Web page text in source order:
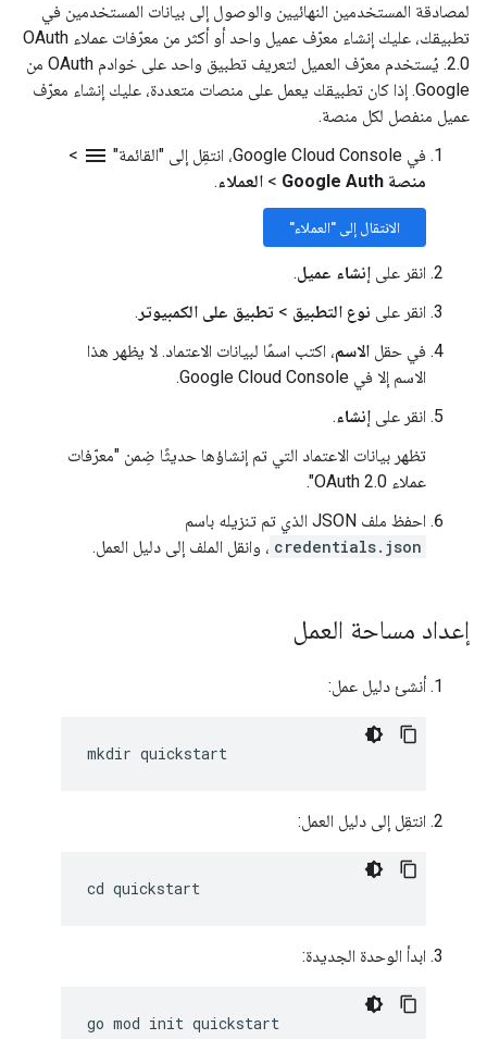
لمصادقة المستخدمين النهائيين والوصول إلى بيانات المستخدمين في
تطبيقك، عليك إنشاء معرّف عميل واحد أو أكثر من معرّفات عملاء OAuth
2.0. يُستخدم معرّف العميل لتعريف تطبيق واحد على خوادم OAuth من
Google. إذا كان تطبيقك يعمل على منصات متعددة، عليك إنشاء معرّف
عميل منفصل لكل منصة.
في Google Cloud Console، انتقِل إلى "القائمة"
menu
>
منصة Google Auth
> العملاء.
الانتقال إلى "العملاء"
انقر على إنشاء عميل.
انقر على نوع التطبيق > تطبيق على الكمبيوتر .
في حقل الاسم، اكتب اسمًا لبيانات الاعتماد. لا يظهر هذا
الاسم إلا في Google Cloud Console.
انقر على إنشاء.
تظهر بيانات الاعتماد التي تم إنشاؤها حديثًا ضِمن "معرّفات
عملاء OAuth 2.0".
احفظ ملف JSON الذي تم تنزيله باسم
credentials.json ، وانقل الملف إلى دليل العمل.
إعداد مساحة العمل
أنشئ دليل عمل:
انتقِل إلى دليل العمل:
ابدأ الوحدة الجديدة: